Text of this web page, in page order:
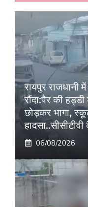
रायपुर राजधानी
रौंदा:पैर की
छोड़कर भागा,
06/08/2026